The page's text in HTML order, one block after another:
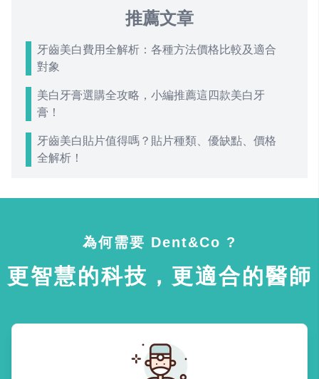
推薦文章
牙齒美白費用全解析：各種方法價格比較及適合
對象
美白牙膏選購全攻略，小編推薦這四款美白牙
膏！
牙齒美白貼片值得嗎？貼片種類、優缺點、價格
全解析！
為何需要 Dent&Co ?
更智慧的科技，更適合的醫師